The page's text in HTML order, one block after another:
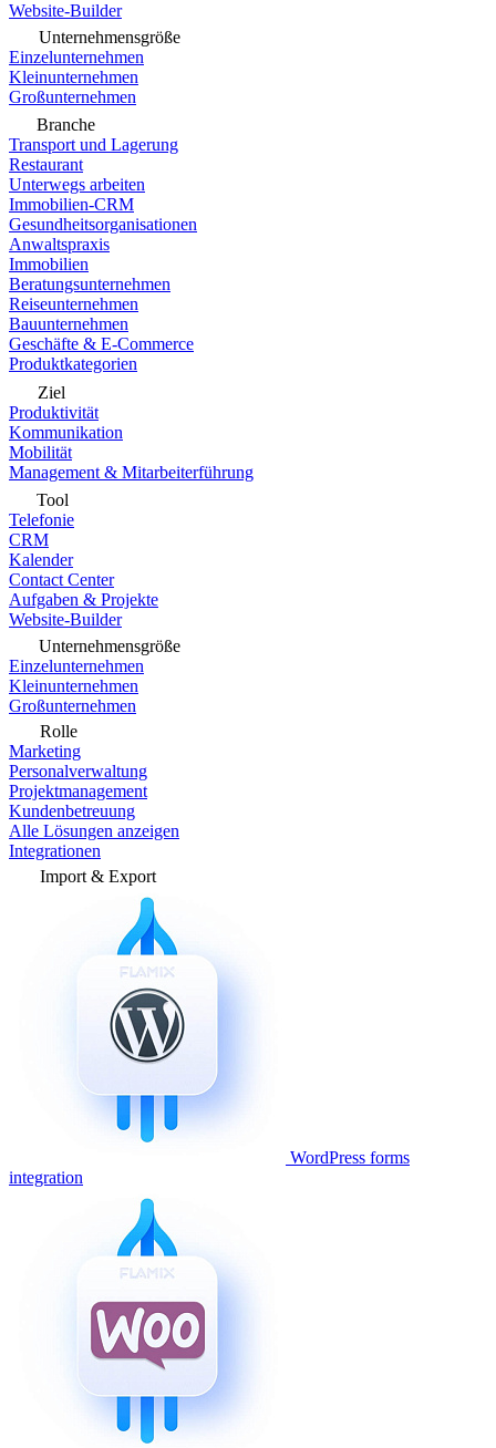
Website-Builder
Unternehmensgröße
Einzelunternehmen
Kleinunternehmen
Großunternehmen
Branche
Transport und Lagerung
Restaurant
Unterwegs arbeiten
Immobilien-CRM
Gesundheitsorganisationen
Anwaltspraxis
Immobilien
Beratungsunternehmen
Reiseunternehmen
Bauunternehmen
Geschäfte & E-Commerce
Produktkategorien
Ziel
Produktivität
Kommunikation
Mobilität
Management & Mitarbeiterführung
Tool
Telefonie
CRM
Kalender
Contact Center
Aufgaben & Projekte
Website-Builder
Unternehmensgröße
Einzelunternehmen
Kleinunternehmen
Großunternehmen
Rolle
Marketing
Personalverwaltung
Projektmanagement
Kundenbetreuung
Alle Lösungen anzeigen
Integrationen
Import & Export
WordPress forms
integration